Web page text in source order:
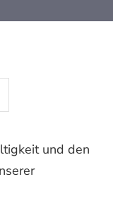
und den